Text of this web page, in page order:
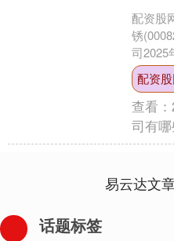
配资股
锈
司2025
元，同
配资
查看：
司有
易云达文
话题标签